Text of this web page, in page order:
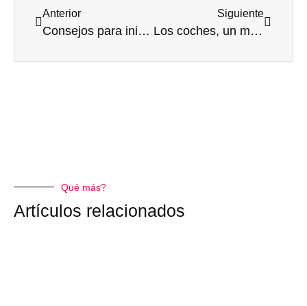
Anterior
Consejos para iniciarse en el Pádel
Siguiente
Los coches, un mundo aún muy machista
Qué más?
Artículos relacionados